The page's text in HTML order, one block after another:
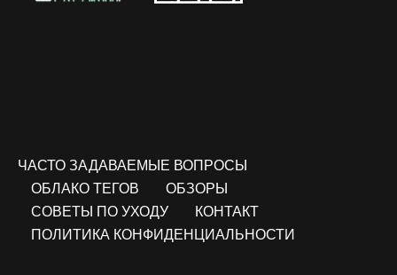
ЧАСТО ЗАДАВАЕМЫЕ ВОПРОСЫ
ОБЛАКО ТЕГОВ
ОБЗОРЫ
СОВЕТЫ ПО УХОДУ
КОНТАКТ
ПОЛИТИКА КОНФИДЕНЦИАЛЬНОСТИ